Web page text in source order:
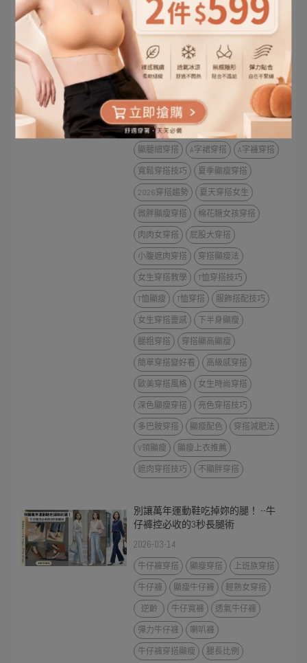
顯瘦穿搭 穿搭改造
OOTD
日常穿搭
視覺顯瘦
微胖穿搭
顯瘦技巧
微胖女生穿搭
女生顯瘦穿搭
穿搭視覺技巧
側紮穿搭
比例穿搭
穿搭比例技巧
修身穿搭
顯腿細穿搭
A字裙穿搭
A字褲穿搭
寬鬆穿搭技巧
夏季顯瘦穿搭
2026穿搭趨勢
夏天穿搭女生
微胖顯瘦穿搭
棉花糖女孩穿搭
肉肉女穿搭
屁股大穿搭
小腹遮肉穿搭
穿搭顯瘦法
女生穿搭教學
T恤穿搭技巧
T恤顯瘦
T恤穿搭
服飾搭配技巧
女生穿搭靈感
下半身顯瘦
腿粗穿搭
穿搭顯高顯瘦
簡單穿搭變好看
高級感穿搭
歐美穿搭風格
女生時尚穿搭
深色顯瘦穿搭
亮色穿搭技巧
多巴胺穿搭
顯瘦配色
穿搭減肥法
V領顯瘦
顯瘦上衣推薦
遮肉穿搭技巧
不顯胖穿搭
別讓萬年運動鞋吃掉妳的腿！ --牛
仔褲控必收的3秒長腿術
2026-03-14
牛仔褲穿搭 顯瘦穿搭
上班族穿搭
牛仔褲
顯瘦牛仔褲
輕熟女穿搭
逆齡
牛仔寬褲
透氣牛仔褲
彈力牛仔褲
喇叭褲
牛仔褲穿搭顯瘦
腿長比例